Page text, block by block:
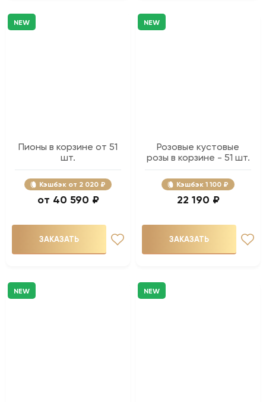
NEW
Пионы в корзине от 51
шт.
Кэшбэк 2 020 ₽
40 590 ₽
ЗАКАЗАТЬ
NEW
Розовые кустовые
розы в корзине - 51 шт.
Кэшбэк 1 100 ₽
22 190 ₽
ЗАКАЗАТЬ
NEW NEW